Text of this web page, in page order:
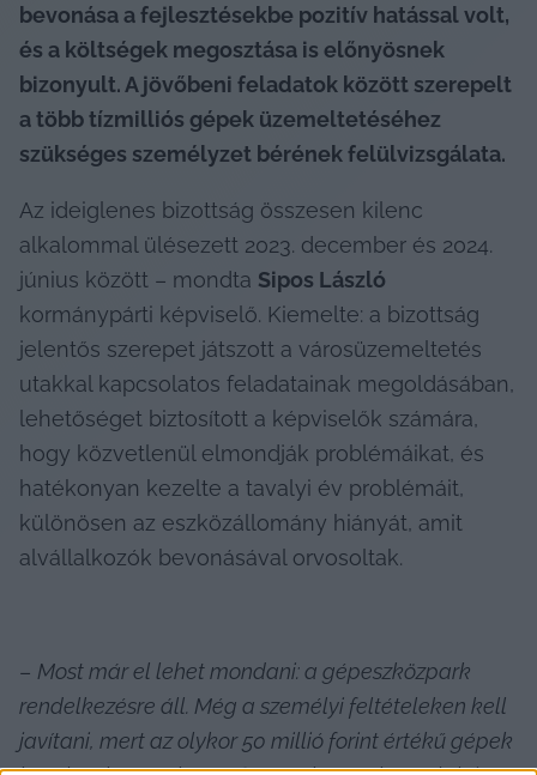
bevonása a fejlesztésekbe pozitív hatással volt,
és a költségek megosztása is előnyösnek
bizonyult. A jövőbeni feladatok között szerepelt
a több tízmilliós gépek üzemeltetéséhez
szükséges személyzet bérének felülvizsgálata.
Az ideiglenes bizottság összesen kilenc
alkalommal ülésezett 2023. december és 2024.
június között – mondta Sipos László
kormánypárti képviselő. Kiemelte: a bizottság
jelentős szerepet játszott a városüzemeltetés
utakkal kapcsolatos feladatainak megoldásában,
lehetőséget biztosított a képviselők számára,
hogy közvetlenül elmondják problémáikat, és
hatékonyan kezelte a tavalyi év problémáit,
különösen az eszközállomány hiányát, amit
alvállalkozók bevonásával orvosoltak.
– Most már el lehet mondani: a gépeszközpark
rendelkezésre áll. Még a személyi feltételeken kell
javítani, mert az olykor 50 millió forint értékű gépek